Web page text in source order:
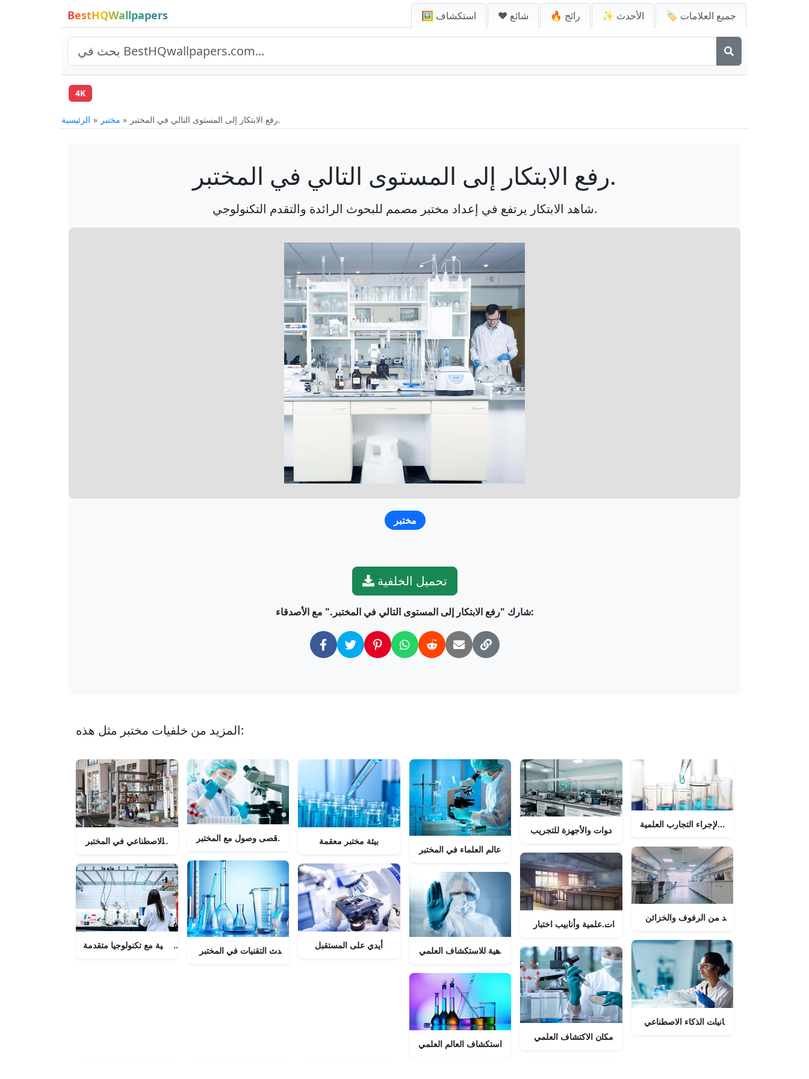
BestHQWallpapers 🖼️ استكشاف ❤️ شائع 🔥 رائج ✨ الأحدث 🏷️ جميع العلامات
4K
الرئيسية مختبر رفع الابتكار إلى المستوى التالي في المختبر.
رفع الابتكار إلى المستوى التالي في المختبر.
شاهد الابتكار يرتفع في إعداد مختبر مصمم للبحوث الرائدة والتقدم التكنولوجي.
مختبر
تحميل الخلفية
شارك "رفع الابتكار إلى المستوى التالي في المختبر." مع الأصدقاء:
المزيد من خلفيات مختبر مثل هذه:
العمل على حلول الذكاء الاصطناعي في المختبر
بيئة مختبر احترافية مع تكنولوجيا متقدمة
استمتع بأقصى وصول مع المختبر
العمل مع أحدث التقنيات في المختبر
بيئة مختبر معقمة
أيدي على المستقبل
عالم العلماء في المختبر
استكشاف العالم العلمي
مختبر مليء بالأدوات والأجهزة للتجريب
إعداد مختبر نابض بالحياة مع معدات علمية وأنابيب اختبار.
المختبر: مكان الاكتشاف العلمي
إعداد مختبر مبتكر لإجراء التجارب العلمية
مختبر به العديد من الرفوف والخزائن
استكشاف إمكانيات الذكاء الاصطناعي